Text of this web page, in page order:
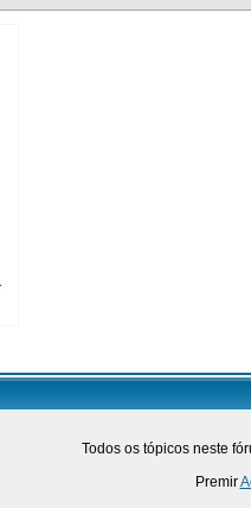
Todos os tópicos neste
Premir